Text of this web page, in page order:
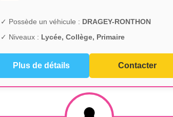
✓ Possède un véhicule : DRAGEY-RONTHON
✓ Niveaux : Lycée, Collège, Primaire
Plus de détails Contacter